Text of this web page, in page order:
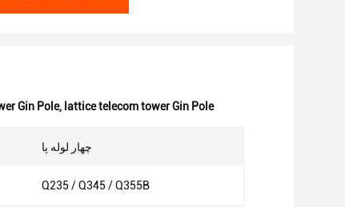
Gin Pole, lattice telecom tower Gin Pole
چهار لوله پا
Q235 / Q345 / Q355B